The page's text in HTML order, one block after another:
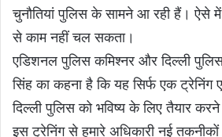
चुनौतियां पुलिस के सामने आ रही हैं। ऐसे में
से काम नहीं चल सकता।
एडिशनल पुलिस कमिश्नर और दिल्ली
सिंह का कहना है कि यह सिर्फ एक ट्रेनिंग
दिल्ली पुलिस को भविष्य के लिए तैयार
इस ट्रेनिंग से हमारे अधिकारी नई